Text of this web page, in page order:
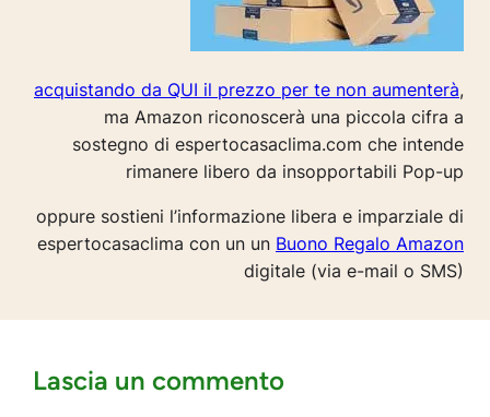
acquistando da QUI il prezzo per te non aumenterà,
ma Amazon riconoscerà una piccola cifra a
sostegno di espertocasaclima.com che intende
rimanere libero da insopportabili Pop-up
oppure sostieni l’informazione libera e imparziale di
espertocasaclima con un un Buono Regalo Amazon
digitale (via e-mail o SMS)
Lascia un commento